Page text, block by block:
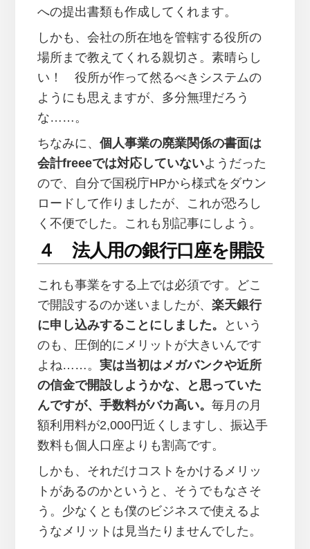
への提出書類も作成してくれます。
しかも、会社の所在地を管轄する役所の
場所まで教えてくれる親切さ。素晴らし
い！ 役所が作って然るべきシステムの
ようにも思えますが、多分無理だろう
な……。
ちなみに、 個人事業の廃業関係の書面は
会計freeeでは対応していないようだった
ので、自分で国税庁HPから様式をダウン
ロードして作りましたが、これが恐ろし
く不便でした。これも別記事にしよう。
４ 法人用の銀行口座を開設
これも事業をする上では必須です。どこ
で開設するのか迷いましたが、 楽天銀行
に申し込みすることにしました。
という
のも、圧倒的にメリットが大きいんです
よね……。 実は当初はメガバンクや近所
の信金で開設しようかな、と思っていた
んですが、手数料がバカ高い。 毎月の月
額利用料が2,000円近くしますし、振込手
数料も個人口座よりも割高です。
しかも、それだけコストをかけるメリッ
トがあるのかというと、そうでもなさそ
う。少なくとも僕のビジネスで使えるよ
うなメリットは見当たりませんでした。